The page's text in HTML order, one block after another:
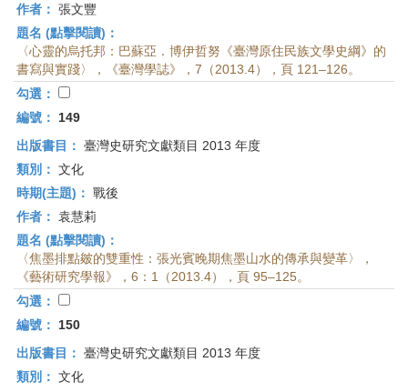
作者： 張文豐
題名 (點擊閱讀)：
〈心靈的烏托邦：巴蘇亞．博伊哲努《臺灣原住民族文學史綱》的
書寫與實踐〉，《臺灣學誌》，7（2013.4），頁 121–126。
勾選：
編號：
149
出版書目： 臺灣史研究文獻類目 2013 年度
類別： 文化
時期(主題)： 戰後
作者：
袁慧莉
題名 (點擊閱讀)：
〈焦墨排點皴的雙重性：張光賓晚期焦墨山水的傳承與變革〉，
《藝術研究學報》，6：1（2013.4），頁 95–125。
勾選：
編號：
150
出版書目： 臺灣史研究文獻類目 2013 年度
類別： 文化